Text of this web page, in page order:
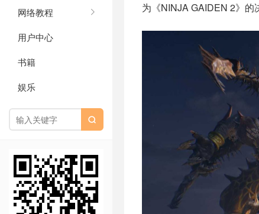
网络教程
用户中心
书籍
娱乐

为《NINJA GAIDEN 2》的